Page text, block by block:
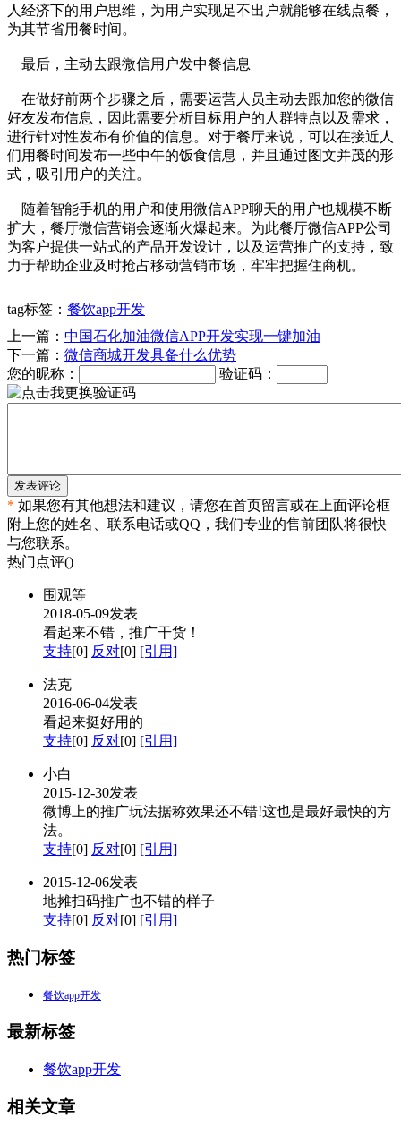
人经济下的用户思维，为用户实现足不出户就能够在线点餐，
为其节省用餐时间。
最后，主动去跟微信用户发中餐信息
在做好前两个步骤之后，需要运营人员主动去跟加您的微信
好友发布信息，因此需要分析目标用户的人群特点以及需求，
进行针对性发布有价值的信息。对于餐厅来说，可以在接近人
们用餐时间发布一些中午的饭食信息，并且通过图文并茂的形
式，吸引用户的关注。
随着智能手机的用户和使用微信APP聊天的用户也规模不断
扩大，餐厅微信营销会逐渐火爆起来。为此餐厅微信APP公司
为客户提供一站式的产品开发设计，以及运营推广的支持，致
力于帮助企业及时抢占移动营销市场，牢牢把握住商机。
tag标签： 餐饮app开发
上一篇： 中国石化加油微信APP开发实现一键加油
下一篇： 微信商城开发具备什么优势
您的昵称：
验证码：
发表评论
* 如果您有其他想法和建议，请您在首页留言或在上面评论框
附上您的姓名、联系电话或QQ，我们专业的售前团队将很快
与您联系。
热门点评()
围观等
2018-05-09发表
看起来不错，推广干货！
支持[0] 反对[0] [引用]
法克
2016-06-04发表
看起来挺好用的
支持[0] 反对[0] [引用]
小白
2015-12-30发表
微博上的推广玩法据称效果还不错!这也是最好最快的方
法。
支持[0] 反对[0] [引用]
2015-12-06发表
地摊扫码推广也不错的样子
支持[0] 反对[0] [引用]
热门标签
餐饮app开发
最新标签
餐饮app开发
相关文章